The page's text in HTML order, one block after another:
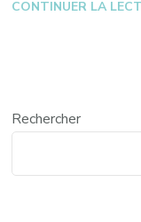
CONTINUER LA
Rechercher